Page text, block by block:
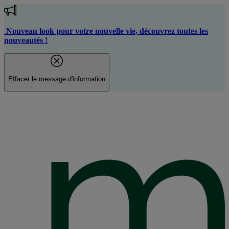
Aller
au
contenu
principal
Nouveau look pour votre nouvelle vie, découvrez toutes les
nouveautés !
Effacer le message d'information